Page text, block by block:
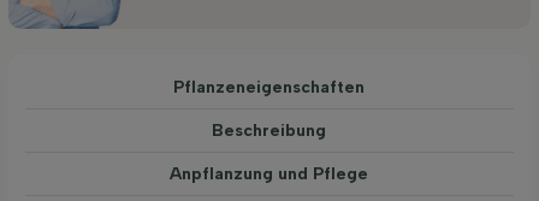
Pflanzeneigenschaften
Beschreibung
Anpflanzung und Pflege